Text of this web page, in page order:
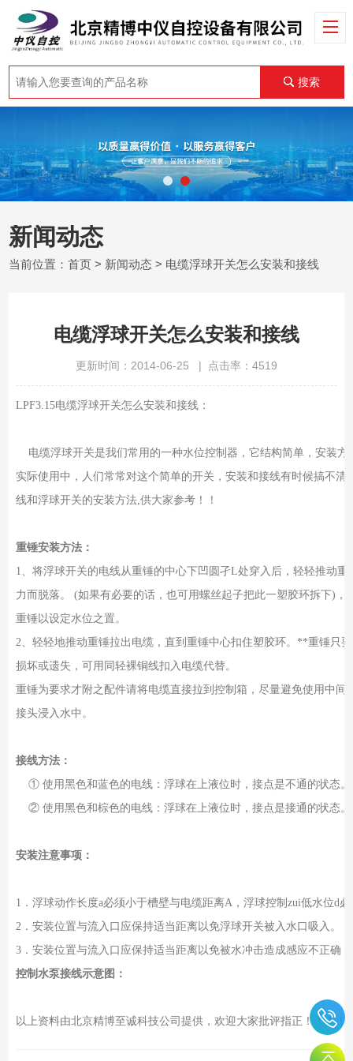
搜索
新闻动态
当前位置：首页 > 新闻动态 > 电缆浮球开关怎么安装和接线
电缆浮球开关怎么安装和接线
更新时间：2014-06-25 | 点击率：4519
LPF3.15电缆浮球开关怎么安装和接线：
电缆浮球开关是我们常用的一种水位控制器，它结构简单，安装方
实际使用中，人们常常对这个简单的开关，安装和接线有时候搞不
线和浮球开关的安装方法,供大家参考！！
重锤安装方法：
1、将浮球开关的电线从重锤的中心下凹圆孑L处穿入后，轻轻推动
力而脱落。 (如果有必要的话，也可用螺丝起子把此一塑胶环拆下)
重锤以设定水位之置。
2、轻轻地推动重锤拉出电缆，直到重锤中心扣住塑胶环。**重锤只
损坏或遗失，可用同轻裸铜线扣入电缆代替。
重锤为要求才附之配件请将电缆直接拉到控制箱，尽量避免使用中
接头浸入水中。
接线方法：
① 使用黑色和蓝色的电线：浮球在上液位时，接点是不通的状态
② 使用黑色和棕色的电线：浮球在上液位时，接点是接通的状态
安装注意事项：
1．浮球动作长度a必须小于槽壁与电缆距离A，浮球控制zui低水位d
2．安装位置与流入口应保持适当距离以免浮球开关被入水口吸入。
3．安装位置与流入口应保持适当距离以免被水冲击造成感应不正确
控制水泵接线示意图：
以上资料由北京精博至诚科技公司提供，欢迎大家批评指正！！！！